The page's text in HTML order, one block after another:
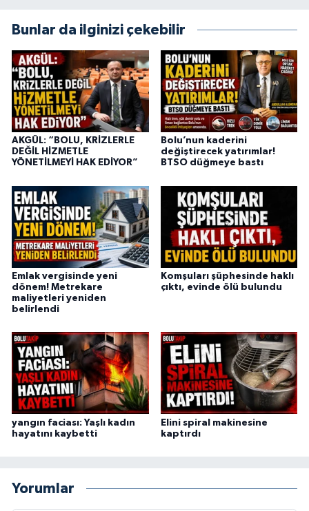
Bunlar da ilginizi çekebilir
AKGÜL: “BOLU, KRİZLERLE
DEĞİL HİZMETLE
YÖNETİLMEYİ HAK EDİYOR”
Bolu’nun kaderini
değiştirecek yatırımlar!
BTSO düğmeye bastı
Emlak vergisinde yeni
dönem! Metrekare
maliyetleri yeniden
belirlendi
Komşuları şüphesinde haklı
çıktı, evinde ölü bulundu
yangın faciası: Yaşlı kadın
hayatını kaybetti
Elini spiral makinesine
kaptırdı
Yorumlar